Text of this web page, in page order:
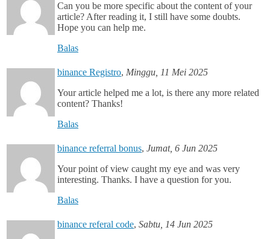
Can you be more specific about the content of your
article? After reading it, I still have some doubts.
Hope you can help me.
Balas
binance Registro, Minggu, 11 Mei 2025
Your article helped me a lot, is there any more related
content? Thanks!
Balas
binance referral bonus, Jumat, 6 Jun 2025
Your point of view caught my eye and was very
interesting. Thanks. I have a question for you.
Balas
binance referal code, Sabtu, 14 Jun 2025